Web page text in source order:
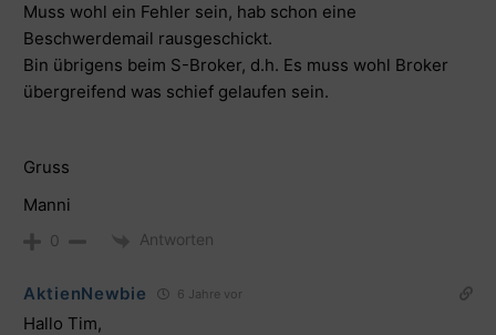
Muss wohl ein Fehler sein, hab schon eine
Beschwerdemail rausgeschickt.
Bin übrigens beim S-Broker, d.h. Es muss wohl Broker
übergreifend was schief gelaufen sein.
Gruss
Manni
0 Antworten
AktienNewbie 6 Jahre vor
Hallo Tim,